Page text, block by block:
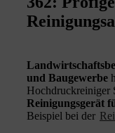
und Baugewerbe
Hochdruckreiniger
Reinigungsgerät
Beispiel bei der